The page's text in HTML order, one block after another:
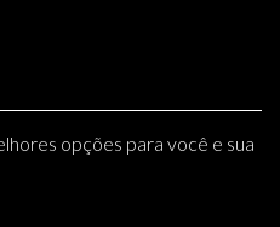
opções para você e sua